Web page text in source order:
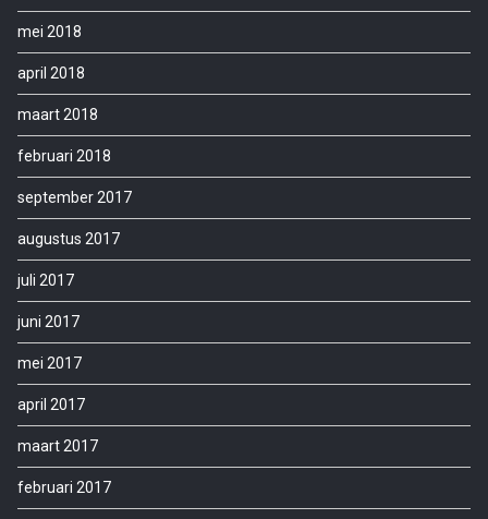
mei 2018
april 2018
maart 2018
februari 2018
september 2017
augustus 2017
juli 2017
juni 2017
mei 2017
april 2017
maart 2017
februari 2017